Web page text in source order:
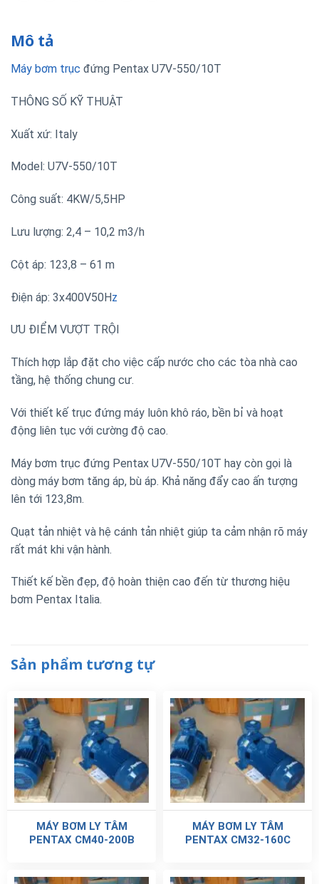
Mô tả
Máy bơm trục đứng Pentax U7V-550/10T
THÔNG SỐ KỸ THUẬT
Xuất xứ: Italy
Model: U7V-550/10T
Công suất: 4KW/5,5HP
Lưu lượng: 2,4 – 10,2 m3/h
Cột áp: 123,8 – 61 m
Điện áp: 3x400V50Hz
ƯU ĐIỂM VƯỢT TRỘI
Thích hợp lắp đặt cho việc cấp nước cho các tòa nhà cao
tầng, hệ thống chung cư.
Với thiết kế trục đứng máy luôn khô ráo, bền bỉ và hoạt
động liên tục với cường độ cao.
Máy bơm trục đứng Pentax U7V-550/10T hay còn gọi là
dòng máy bơm tăng áp, bù áp. Khả năng đẩy cao ấn tượng
lên tới 123,8m.
Quạt tản nhiệt và hệ cánh tản nhiệt giúp ta cảm nhận rõ máy
rất mát khi vận hành.
Thiết kế bền đẹp, độ hoàn thiện cao đến từ thương hiệu
bơm Pentax Italia.
Sản phẩm tương tự
MÁY BƠM LY TÂM
PENTAX CM40-200B
MÁY BƠM LY TÂM
PENTAX CM32-160C